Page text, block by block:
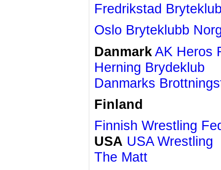
Fredrikstad
Oslo Bryteklubb
DanmarkAK Heros
Herning Brydeklub
Danmarks
Finland
Finnish Wrestling
USA USA Wrestling
The Matt